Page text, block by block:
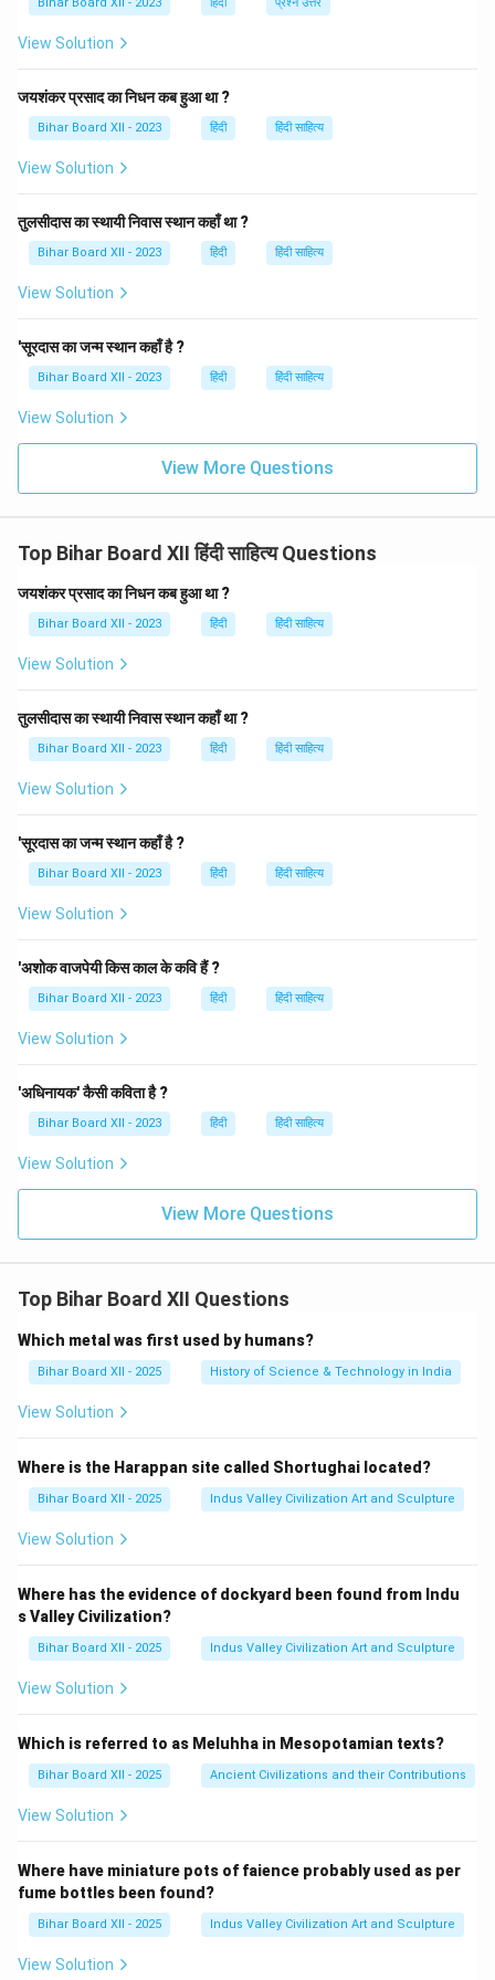
Download Solution in PDF
View Solution
जयशंकर प्रसाद का निधन कब हुआ था ?
Bihar Board XII - 2023 हिंदी हिंदी साहित्य
View Solution
तुलसीदास का स्थायी निवास स्थान कहाँ था ?
Bihar Board XII - 2023 हिंदी हिंदी साहित्य
View Solution
'सूरदास का जन्म स्थान कहाँ है ?
Bihar Board XII - 2023 हिंदी हिंदी साहित्य
View Solution
View More Questions
Top Bihar Board XII हिंदी साहित्य Questions
जयशंकर प्रसाद का निधन कब हुआ था ?
Bihar Board XII - 2023 हिंदी हिंदी साहित्य
View Solution
तुलसीदास का स्थायी निवास स्थान कहाँ था ?
Bihar Board XII - 2023 हिंदी हिंदी साहित्य
View Solution
'सूरदास का जन्म स्थान कहाँ है ?
Bihar Board XII - 2023 हिंदी हिंदी साहित्य
View Solution
'अशोक वाजपेयी किस काल के कवि हैं ?
Bihar Board XII - 2023 हिंदी हिंदी साहित्य
View Solution
'अधिनायक' कैसी कविता है ?
Bihar Board XII - 2023 हिंदी हिंदी साहित्य
View Solution
View More Questions
Top Bihar Board XII Questions
Which metal was first used by humans?
Bihar Board XII - 2025 History of Science & Technology in India
View Solution
Where is the Harappan site called Shortughai located?
Bihar Board XII - 2025 Indus Valley Civilization Art and Sculpture
View Solution
Where has the evidence of dockyard been found from Indu
s Valley Civilization?
Bihar Board XII - 2025 Indus Valley Civilization Art and Sculpture
View Solution
Which is referred to as Meluhha in Mesopotamian texts?
Bihar Board XII - 2025 Ancient Civilizations and their Contributions
View Solution
Where have miniature pots of faience probably used as per
fume bottles been found?
Bihar Board XII - 2025 Indus Valley Civilization Art and Sculpture
View Solution